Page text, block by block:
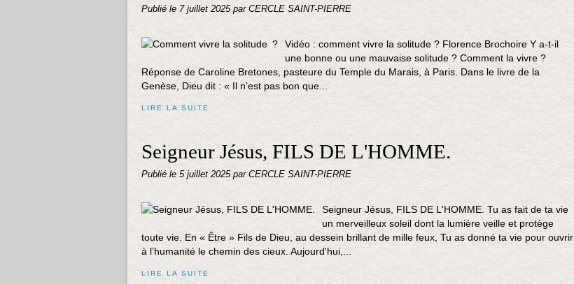
Publié le 7 juillet 2025 par CERCLE SAINT-PIERRE
Vidéo : comment vivre la solitude ? Florence Brochoire Y a-t-il
une bonne ou une mauvaise solitude ? Comment la vivre ?
Réponse de Caroline Bretones, pasteure du Temple du Marais, à Paris. Dans le livre de la
Genèse, Dieu dit : « Il n’est pas bon que...
LIRE LA SUITE
Seigneur Jésus, FILS DE L'HOMME.
Publié le 5 juillet 2025 par CERCLE SAINT-PIERRE
Seigneur Jésus, FILS DE L'HOMME. Tu as fait de ta vie
un merveilleux soleil dont la lumière veille et protège
toute vie. En « Être » Fils de Dieu, au dessein brillant de mille feux, Tu as donné ta vie pour ouvrir
à l’humanité le chemin des cieux. Aujourd'hui,...
LIRE LA SUITE